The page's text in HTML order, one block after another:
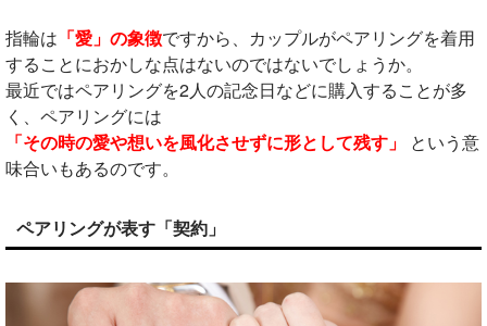
指輪は 「愛」の象徴ですから、カップルがペアリングを着用
することにおかしな点はないのではないでしょうか。
最近ではペアリングを2人の記念日などに購入することが多
く、ペアリングには
「その時の愛や想いを風化させずに形として残す」
という意
味合いもあるのです。
ペアリングが表す「契約」